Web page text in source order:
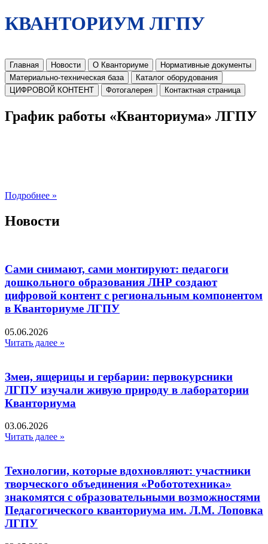
КВАНТОРИУМ ЛГПУ
Главная Новости О Кванториуме
Нормативные документы
Материально-техническая база
Каталог оборудования
ЦИФРОВОЙ КОНТЕНТ
Фотогалерея Контактная страница
График работы «Кванториума» ЛГПУ
Подробнее »
Новости
Сами снимают, сами монтируют: педагоги
дошкольного образования ЛНР создают
цифровой контент с региональным компонентом
в Кванториуме ЛГПУ​
05.06.2026
Читать далее »
Змеи, ящерицы и гербарии: первокурсники
ЛГПУ изучали живую природу в лаборатории
Кванториума
03.06.2026
Читать далее »
Технологии, которые вдохновляют: участники
творческого объединения «Робототехника»
знакомятся с образовательными возможностями
Педагогического кванториума им. Л.М. Лоповка
ЛГПУ